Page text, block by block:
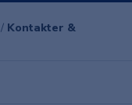
/ Kontakter &